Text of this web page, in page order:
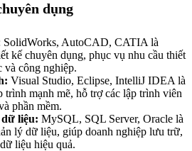
dụng
SolidWorks, AutoCAD, CATIA là
kế chuyên dụng, phục vụ nhu cầu thiết
và công nghiệp.
Visual Studio, Eclipse, IntelliJ IDEA là
trình mạnh mẽ, hỗ trợ các lập trình viên
phần mềm.
liệu: MySQL, SQL Server, Oracle là
lý dữ liệu, giúp doanh nghiệp lưu trữ,
liệu hiệu quả.